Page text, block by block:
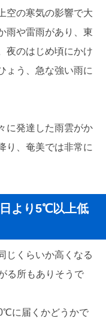
空の寒気の影響で大
雨や雷雨があり、東
夜のはじめ頃にかけ
ょう、急な強い雨に
に発達した雨雲がか
り、奄美では非常に
より5℃以上低
じくらいか高くなる
る所もありそうで
に届くかどうかで